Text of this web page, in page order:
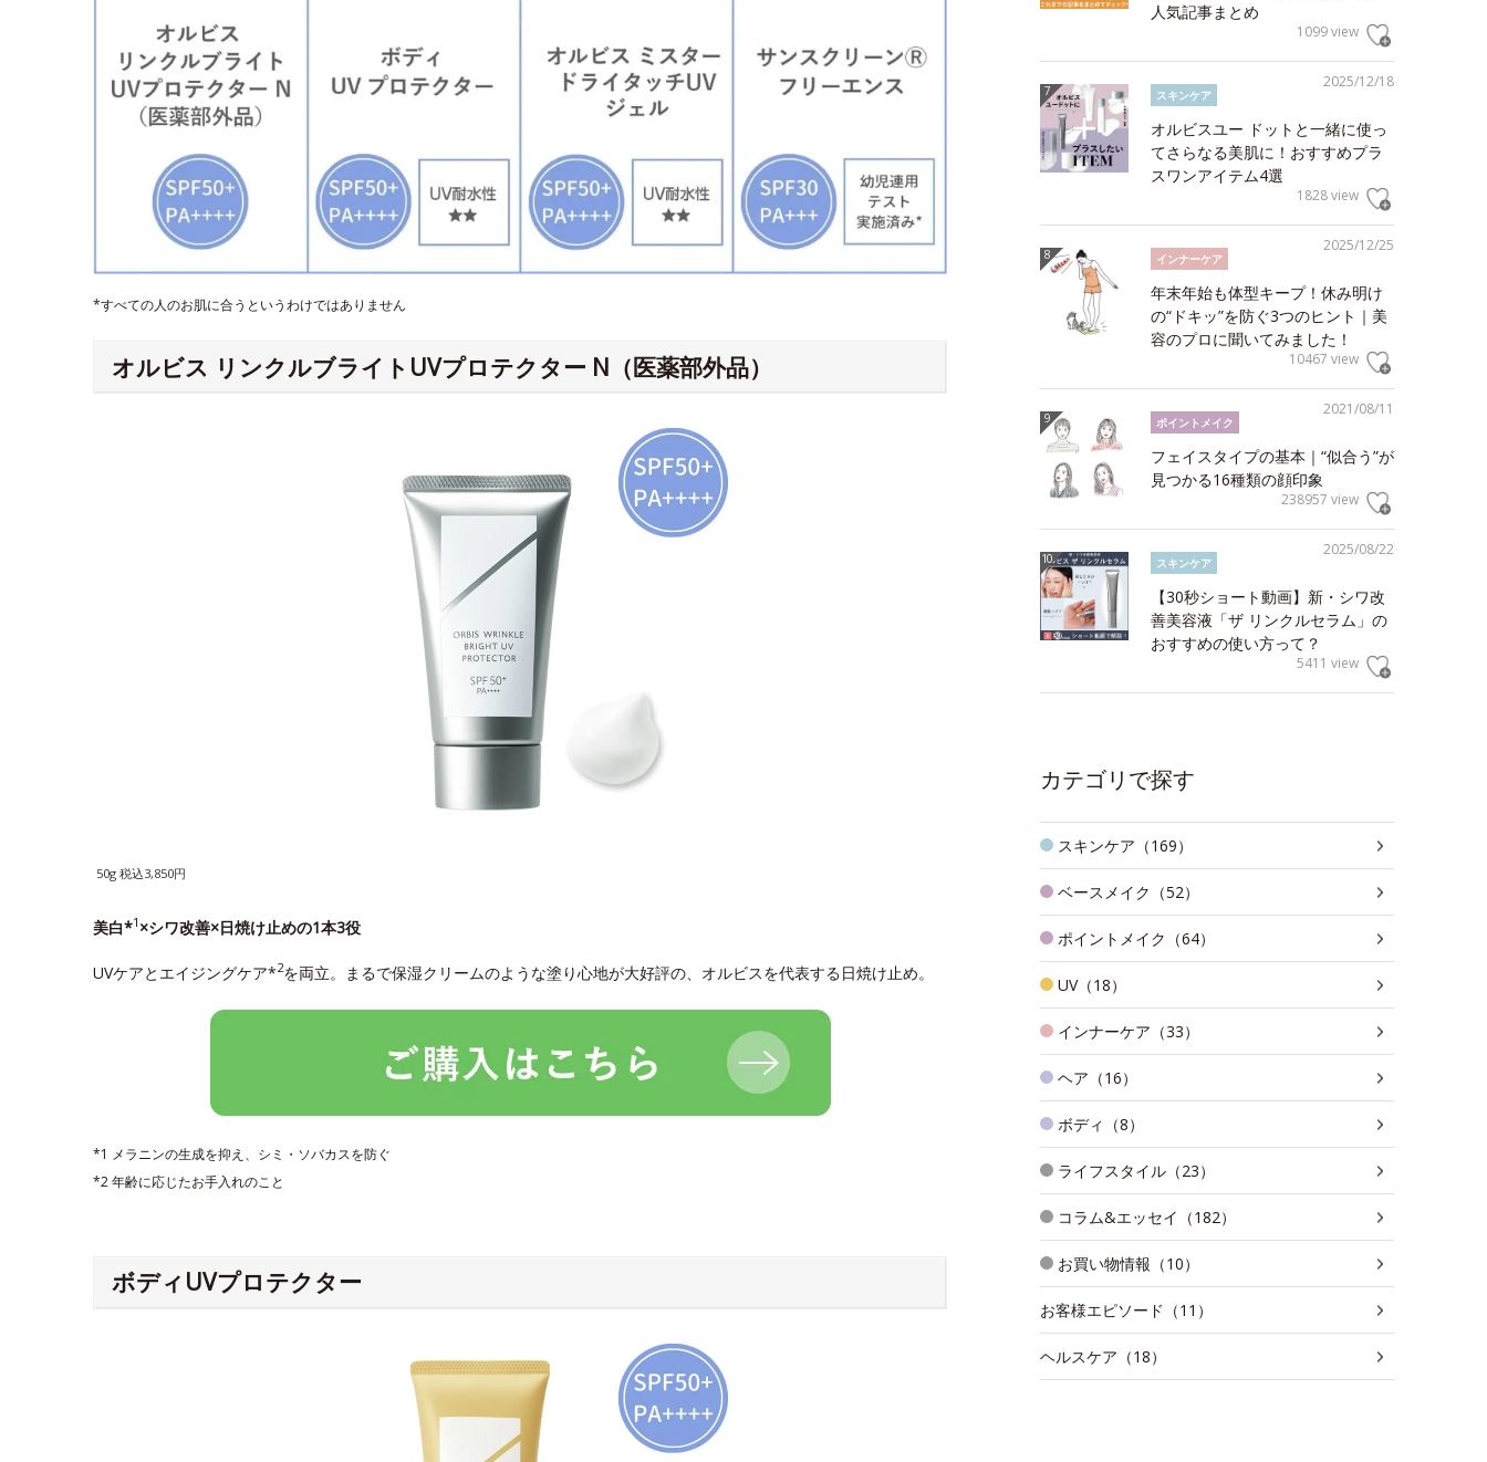
*すべての人のお肌に合うというわけではありません
オルビス リンクルブライトUVプロテクター N（医薬部外品）
50g 税込3,850円
美白*1 ×シワ改善×日焼け止めの1本3役
UVケアとエイジングケア*2を両立。まるで保湿クリームのような塗り心地が大好評の、オルビスを代表する日焼け止め。
*1 メラニンの生成を抑え、シミ・ソバカスを防ぐ
*2 年齢に応じたお手入れのこと
ボディUVプロテクター
人気記事まとめ
1099 view
2025/12/18
スキンケア
オルビスユー ドットと一緒に使っ
てさらなる美肌に！おすすめプラ
スワンアイテム4選
1828 view
2025/12/25
インナーケア
年末年始も体型キープ！休み明け
の“ドキッ”を防ぐ3つのヒント｜美
容のプロに聞いてみました！
10467 view
2021/08/11
ポイントメイク
フェイスタイプの基本｜“似合う”が
見つかる16種類の顔印象
238957 view
2025/08/22
スキンケア
【30秒ショート動画】新・シワ改
善美容液「ザ リンクルセラム」の
おすすめの使い方って？
5411 view
カテゴリで探す
スキンケア（169）
ベースメイク（52）
ポイントメイク（64）
UV（18）
インナーケア（33）
ヘア（16）
ボディ（8）
ライフスタイル（23）
コラム&エッセイ（182）
お買い物情報（10）
お客様エピソード（11）
ヘルスケア（18）